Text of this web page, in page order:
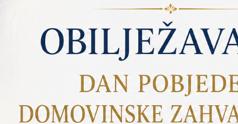
O SUFINANCIRANJU UDŽBENIKA
23 KOLOVOZ 2022